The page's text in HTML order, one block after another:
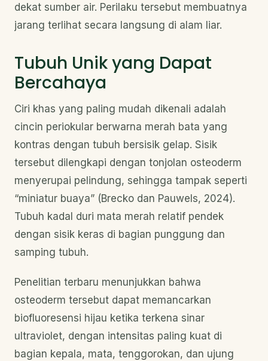
dekat sumber air. Perilaku tersebut membuatnya
jarang terlihat secara langsung di alam liar.
Tubuh Unik yang Dapat
Bercahaya
Ciri khas yang paling mudah dikenali adalah
cincin periokular berwarna merah bata yang
kontras dengan tubuh bersisik gelap. Sisik
tersebut dilengkapi dengan tonjolan osteoderm
menyerupai pelindung, sehingga tampak seperti
“miniatur buaya” (Brecko dan Pauwels, 2024).
Tubuh kadal duri mata merah relatif pendek
dengan sisik keras di bagian punggung dan
samping tubuh.
Penelitian terbaru menunjukkan bahwa
osteoderm tersebut dapat memancarkan
biofluoresensi hijau ketika terkena sinar
ultraviolet, dengan intensitas paling kuat di
bagian kepala, mata, tenggorokan, dan ujung